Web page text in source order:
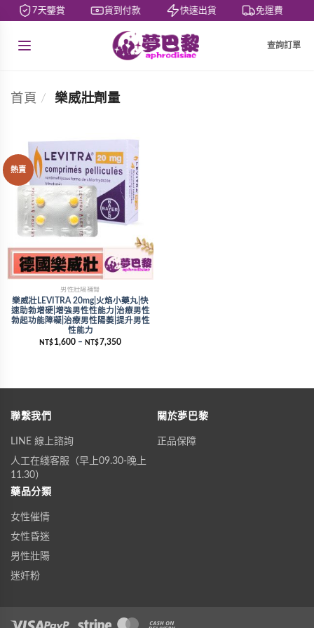
7天鑒賞 貨到付款 快速出貨 免運費
查詢訂單
首頁 / 樂威壯劑量
熱賣
男性壯陽補腎
樂威壯LEVITRA 20mg|火焰小藥丸|快
速助勃增硬|增強男性性能力|治療男性
勃起功能障礙|治療男性陽萎|提升男性
性能力
NT$ 1,600 – NT$ 7,350
聯繫我們
LINE 線上諮詢
人工在綫客服（早上09.30-晚上
11.30）
關於夢巴黎
正品保障
藥品分類
女性催情
女性昏迷
男性壯陽
迷奸粉